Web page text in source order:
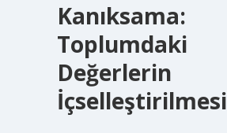
Kanıksama:
Toplumdaki
Değerlerin
İçselleştirilmesi